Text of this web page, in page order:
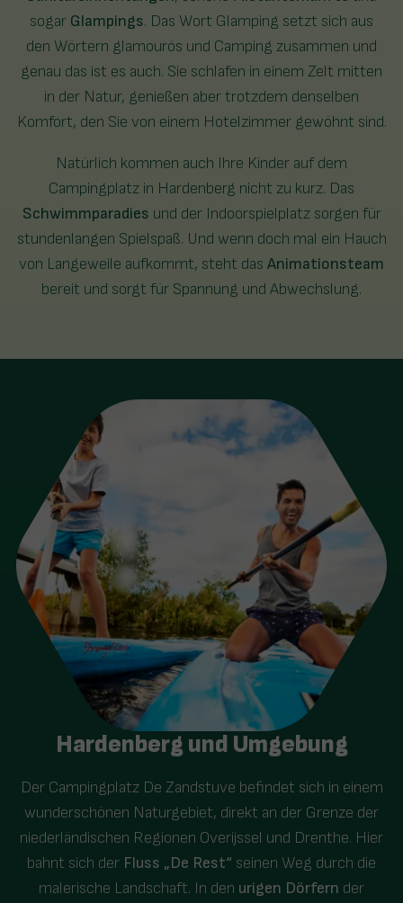
sogar Glampings. Das Wort Glamping setzt sich aus
den Wörtern glamourös und Camping zusammen und
genau das ist es auch. Sie schlafen in einem Zelt mitten
in der Natur, genießen aber trotzdem denselben
Komfort, den Sie von einem Hotelzimmer gewöhnt sind.
Natürlich kommen auch Ihre Kinder auf dem
Campingplatz in Hardenberg nicht zu kurz. Das
Schwimmparadies und der Indoorspielplatz sorgen für
stundenlangen Spielspaß. Und wenn doch mal ein Hauch
von Langeweile aufkommt, steht das Animationsteam
bereit und sorgt für Spannung und Abwechslung.
Hardenberg und Umgebung
Der Campingplatz De Zandstuve befindet sich in einem
wunderschönen Naturgebiet, direkt an der Grenze der
niederländischen Regionen Overijssel und Drenthe. Hier
bahnt sich der Fluss „De Rest“ seinen Weg durch die
malerische Landschaft. In den urigen Dörfern der